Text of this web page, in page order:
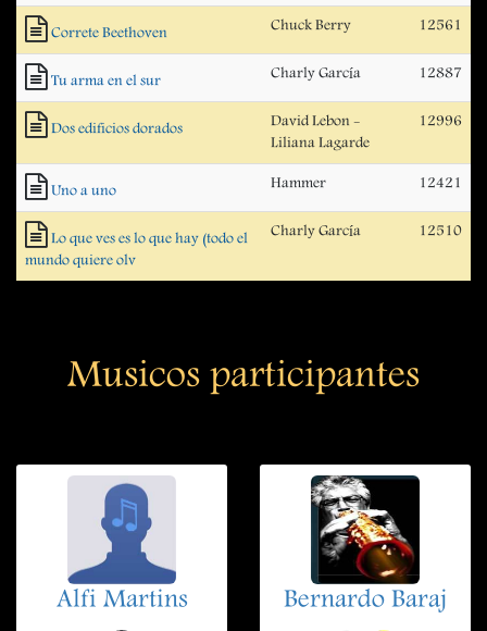
Correte Beethoven Chuck Berry 12561
Tu arma en el sur Charly García 12887
Dos edificios dorados
David Lebon -
Liliana Lagarde
12996
Uno a uno Hammer 12421
Lo que ves es lo que hay (todo el
mundo quiere olv
Charly García 12510
Musicos participantes
Alfi Martins Bernardo Baraj